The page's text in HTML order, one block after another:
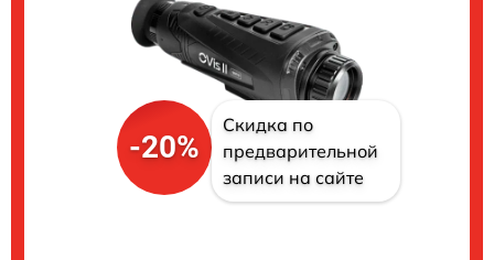
-20%
Скидка по
предварительной
записи на сайте